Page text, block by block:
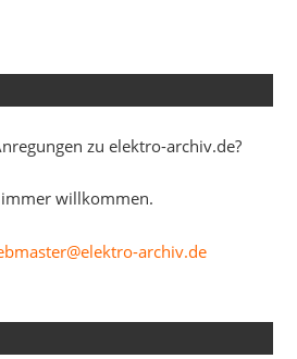
zu elektro-archiv.de?
willkommen.
archiv.de